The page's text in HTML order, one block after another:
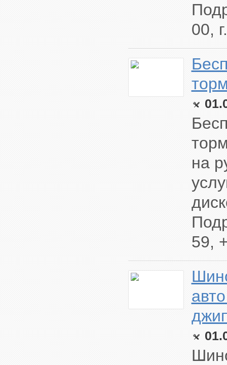
00,
на
59,